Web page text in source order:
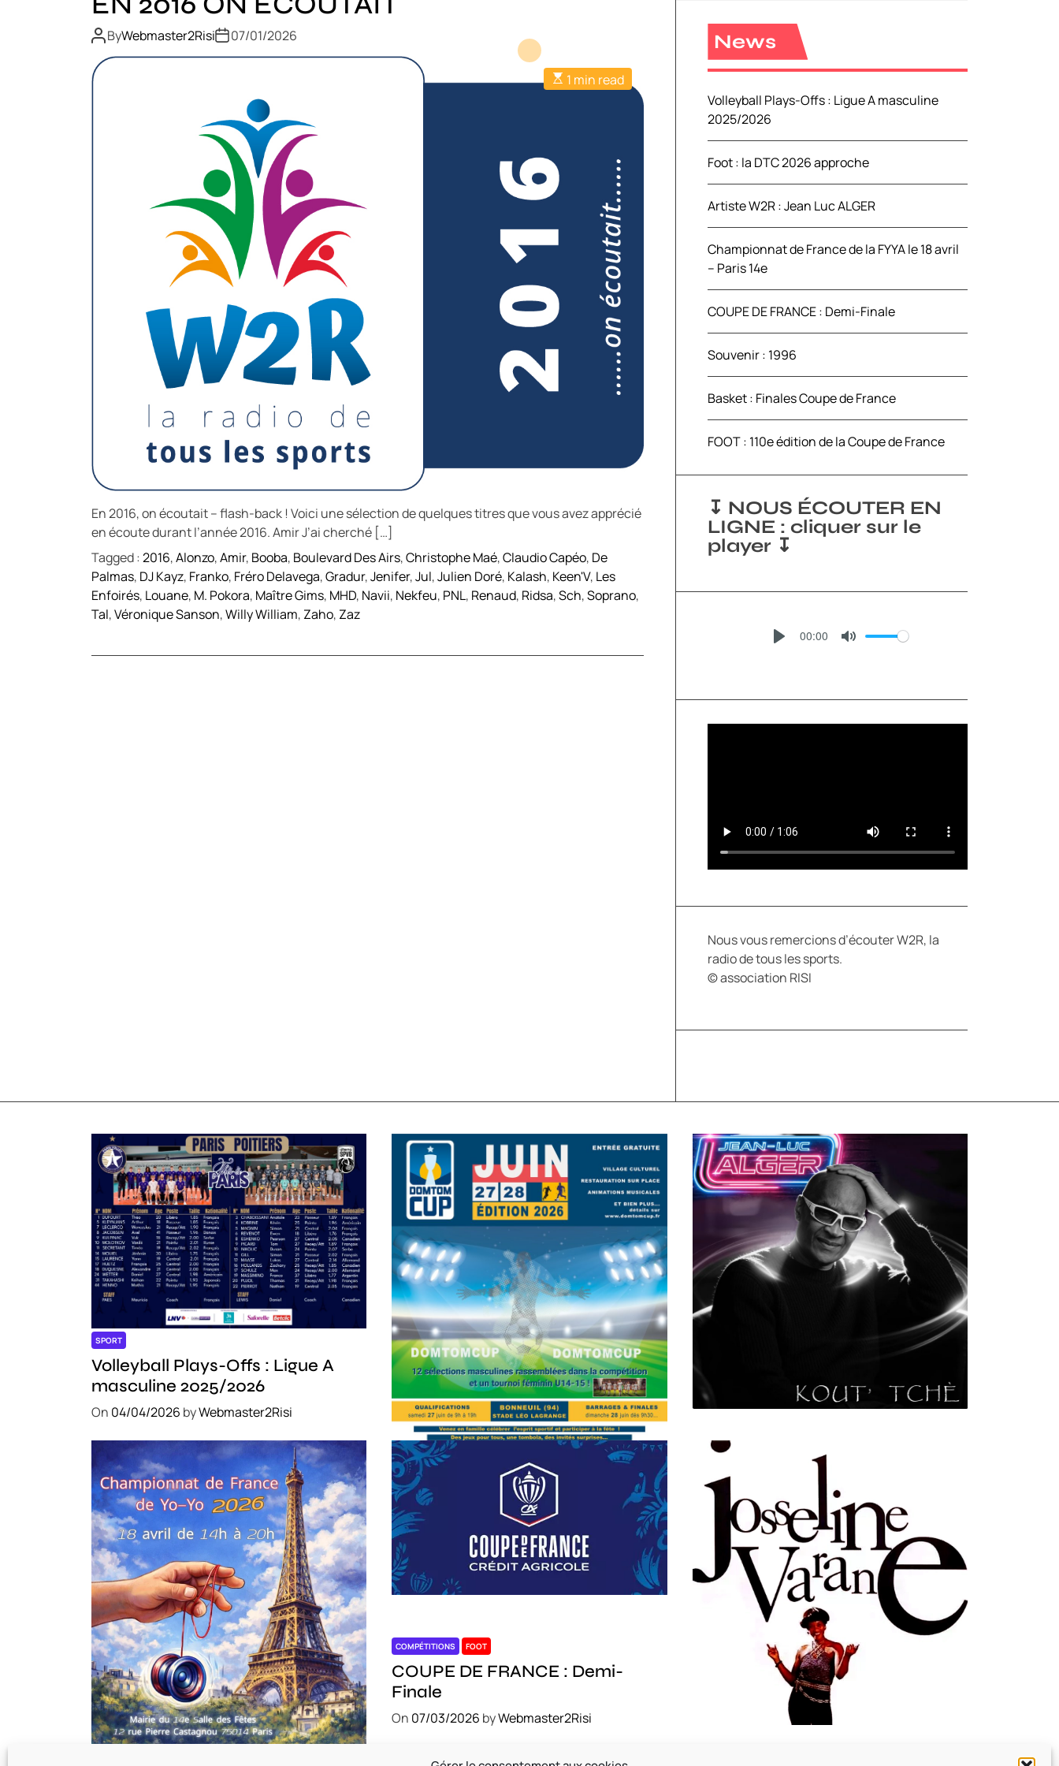
ByWebmaster2Risi 07/01/2026
1 min read
En 2016, on écoutait – flash-back ! Voici une sélection de quelques titres que vous avez apprécié
en écoute durant l’année 2016. Amir J’ai cherché […]
Tagged :2016,Alonzo,Amir, Booba, Boulevard Des Airs,Christophe Maé,Claudio Capéo, De
Palmas, DJ Kayz, Franko, Fréro Delavega,Gradur,Jenifer,Jul,Julien Doré, Kalash, Keen'V, Les
Enfoirés, Louane, M. Pokora, Maître Gims, MHD, Navii, Nekfeu, PNL, Renaud, Ridsa,Sch,Soprano,
Tal,Véronique Sanson,Willy William, Zaho, Zaz
h
e
r
News
Volleyball Plays-Offs : Ligue A masculine
2025/2026
Foot : la DTC 2026 approche
Artiste W2R : Jean Luc ALGER
Championnat de France de la FYYA le 18 avril
– Paris 14e
COUPE DE FRANCE : Demi-Finale
Souvenir : 1996
Basket : Finales Coupe de France
FOOT : 110e édition de la Coupe de France
↧ NOUS ÉCOUTER EN
LIGNE : cliquer sur le
player ↧
A
00:00
T
Nous vous remercions d’écouter W2R, la
radio de tous les sports.
© association RISI
SPORT
Volleyball Plays-Offs : Ligue A
masculine 2025/2026
On 04/04/2026 byWebmaster2Risi
SPORT COMPÉTITIONS FOOTBALL JEUNESSE & SPORTS
Foot : la DTC 2026 approche
03/04/2026byWebmaster2Risi
Artiste W2R : Jean Luc ALGER
On byWebmaster2Risi
COMPÉTITIONS CULTURE EN FAMILLE JEUNESSE & SPORTS
Championnat de France de la
FYYA le 18 avril – Paris 14e
On18/03/2026byWebmaster2Risi
COMPÉTITIONS FOOT
COUPE DE FRANCE : Demi-
Finale
On 07/03/2026 byWebmaster2Risi
MUSICALE
Souvenir : 1996
byWebmaster2Risi